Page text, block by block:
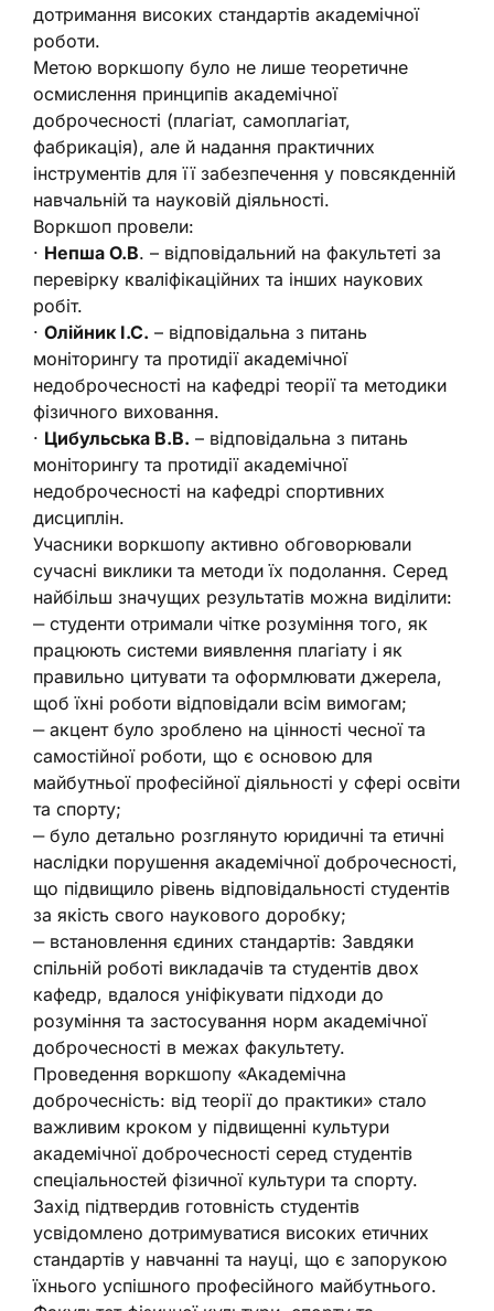
дотримання високих стандартів академічної
роботи.
Метою воркшопу було не лише теоретичне
осмислення принципів академічної
доброчесності (плагіат, самоплагіат,
фабрикація), але й надання практичних
інструментів для її забезпечення у повсякденній
навчальній та науковій діяльності.
Воркшоп провели:
· Непша О.В. – відповідальний на факультеті за
перевірку кваліфікаційних та інших наукових
робіт.
· Олійник І.С. – відповідальна з питань
моніторингу та протидії академічної
недоброчесності на кафедрі теорії та методики
фізичного виховання.
· Цибульська В.В. – відповідальна з питань
моніторингу та протидії академічної
недоброчесності на кафедрі спортивних
дисциплін.
Учасники воркшопу активно обговорювали
сучасні виклики та методи їх подолання. Серед
найбільш значущих результатів можна виділити:
‒ студенти отримали чітке розуміння того, як
працюють системи виявлення плагіату і як
правильно цитувати та оформлювати джерела,
щоб їхні роботи відповідали всім вимогам;
‒ акцент було зроблено на цінності чесної та
самостійної роботи, що є основою для
майбутньої професійної діяльності у сфері освіти
та спорту;
‒ було детально розглянуто юридичні та етичні
наслідки порушення академічної доброчесності,
що підвищило рівень відповідальності студентів
за якість свого наукового доробку;
‒ встановлення єдиних стандартів: Завдяки
спільній роботі викладачів та студентів двох
кафедр, вдалося уніфікувати підходи до
розуміння та застосування норм академічної
доброчесності в межах факультету.
Проведення воркшопу «Академічна
доброчесність: від теорії до практики» стало
важливим кроком у підвищенні культури
академічної доброчесності серед студентів
спеціальностей фізичної культури та спорту.
Захід підтвердив готовність студентів
усвідомлено дотримуватися високих етичних
стандартів у навчанні та науці, що є запорукою
їхнього успішного професійного майбутнього.